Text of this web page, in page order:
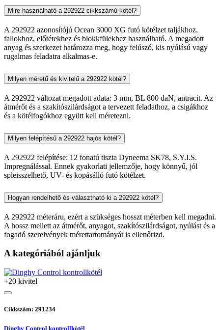
Mire használható a 292922 cikkszámú kötél?
A 292922 azonosítójú Ocean 3000 XG futó kötélzet taljákhoz,
fallokhoz, előtétekhez és blokkfülekhez használható. A megadott
anyag és szerkezet határozza meg, hogy felúszó, kis nyúlású vagy
rugalmas feladatra alkalmas-e.
Milyen méretű és kivitelű a 292922 kötél?
A 292922 változat megadott adata: 3 mm, BL 800 daN, antracit. Az
átmérőt és a szakítószilárdságot a tervezett feladathoz, a csigákhoz
és a kötélfogókhoz együtt kell méretezni.
Milyen felépítésű a 292922 hajós kötél?
A 292922 felépítése: 12 fonatú tiszta Dyneema SK78, S.Y.I.S.
Impregnálással. Ennek gyakorlati jellemzője, hogy könnyű, jól
spleisszelhető, UV- és kopásálló futó kötélzet.
Hogyan rendelhető és választható ki a 292922 kötél?
A 292922 méteráru, ezért a szükséges hosszt méterben kell megadni.
A hossz mellett az átmérőt, anyagot, szakítószilárdságot, nyúlást és a
fogadó szerelvények mérettartományát is ellenőrizd.
A kategóriából ajánljuk
+20 kivitel
Cikkszám: 291234
Dinghy Control kontrollkötél